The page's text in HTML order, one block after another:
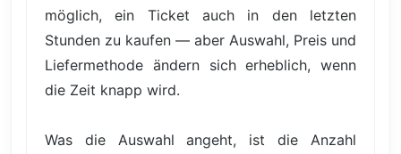
möglich, ein Ticket auch in den letzten
Stunden zu kaufen — aber Auswahl, Preis und
Liefermethode ändern sich erheblich, wenn
die Zeit knapp wird.
Was die Auswahl angeht, ist die Anzahl